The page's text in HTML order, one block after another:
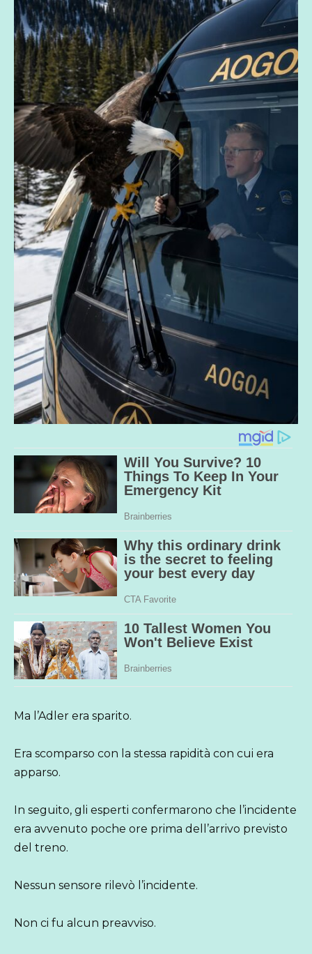
Ma l’Adler era sparito.
Era scomparso con la stessa rapidità con cui era
apparso.
In seguito, gli esperti confermarono che l’incidente
era avvenuto poche ore prima dell’arrivo previsto
del treno.
Nessun sensore rilevò l’incidente.
Non ci fu alcun preavviso.